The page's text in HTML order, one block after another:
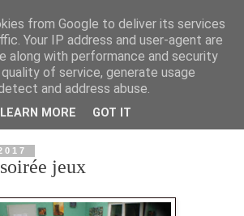
jeux
from Google to deliver its services
Your IP address and user-agent are
along with performance and security
of service, generate usage
and address abuse.
LEARN MORE GOT IT